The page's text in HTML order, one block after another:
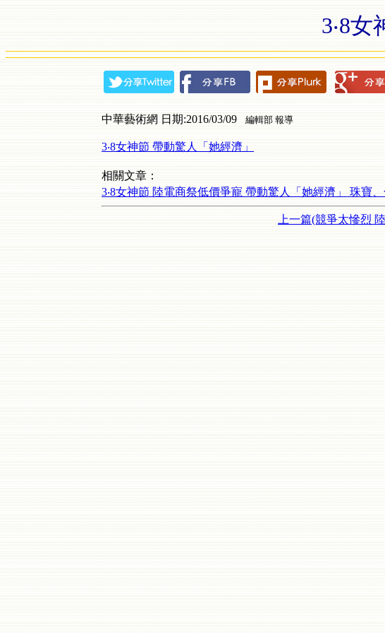
3‧8女
中華藝術網 日期:2016/03/09 編輯部 報導
3‧8女神節 帶動驚人「她經濟」
相關文章：
3‧8女神節 陸電商祭低價爭寵 帶動驚人「她經濟」 珠寶
上一篇(競爭太慘烈